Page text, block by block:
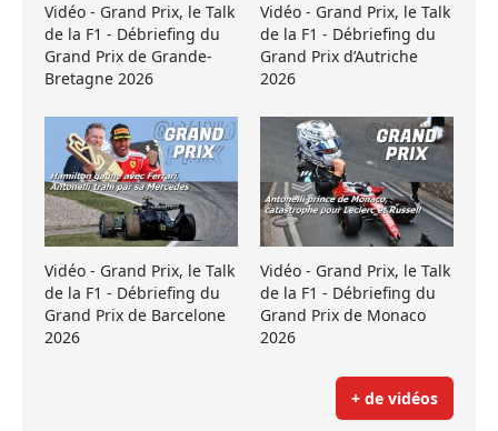
Vidéo - Grand Prix, le Talk
de la F1 - Débriefing du
Grand Prix de Grande-
Bretagne 2026
Vidéo - Grand Prix, le Talk
de la F1 - Débriefing du
Grand Prix d’Autriche
2026
Vidéo - Grand Prix, le Talk
de la F1 - Débriefing du
Grand Prix de Barcelone
2026
Vidéo - Grand Prix, le Talk
de la F1 - Débriefing du
Grand Prix de Monaco
2026
+ de vidéos